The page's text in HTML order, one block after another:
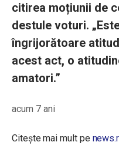
citirea moțiunii de
destule voturi.
îngrijorătoare
acest act, o
amatori.”
acum 7 ani
Citește mai mult pe